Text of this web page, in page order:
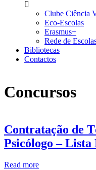
Clube Ciência
Eco-Escolas
Erasmus+
Rede de
Bibliotecas
Contactos
Concursos
Contratação de
Psicólogo –
Read more
Paginação
dos